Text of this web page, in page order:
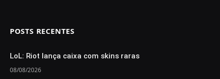
POSTS RECENTES
LoL: Riot lança caixa com skins raras
08/08/2026